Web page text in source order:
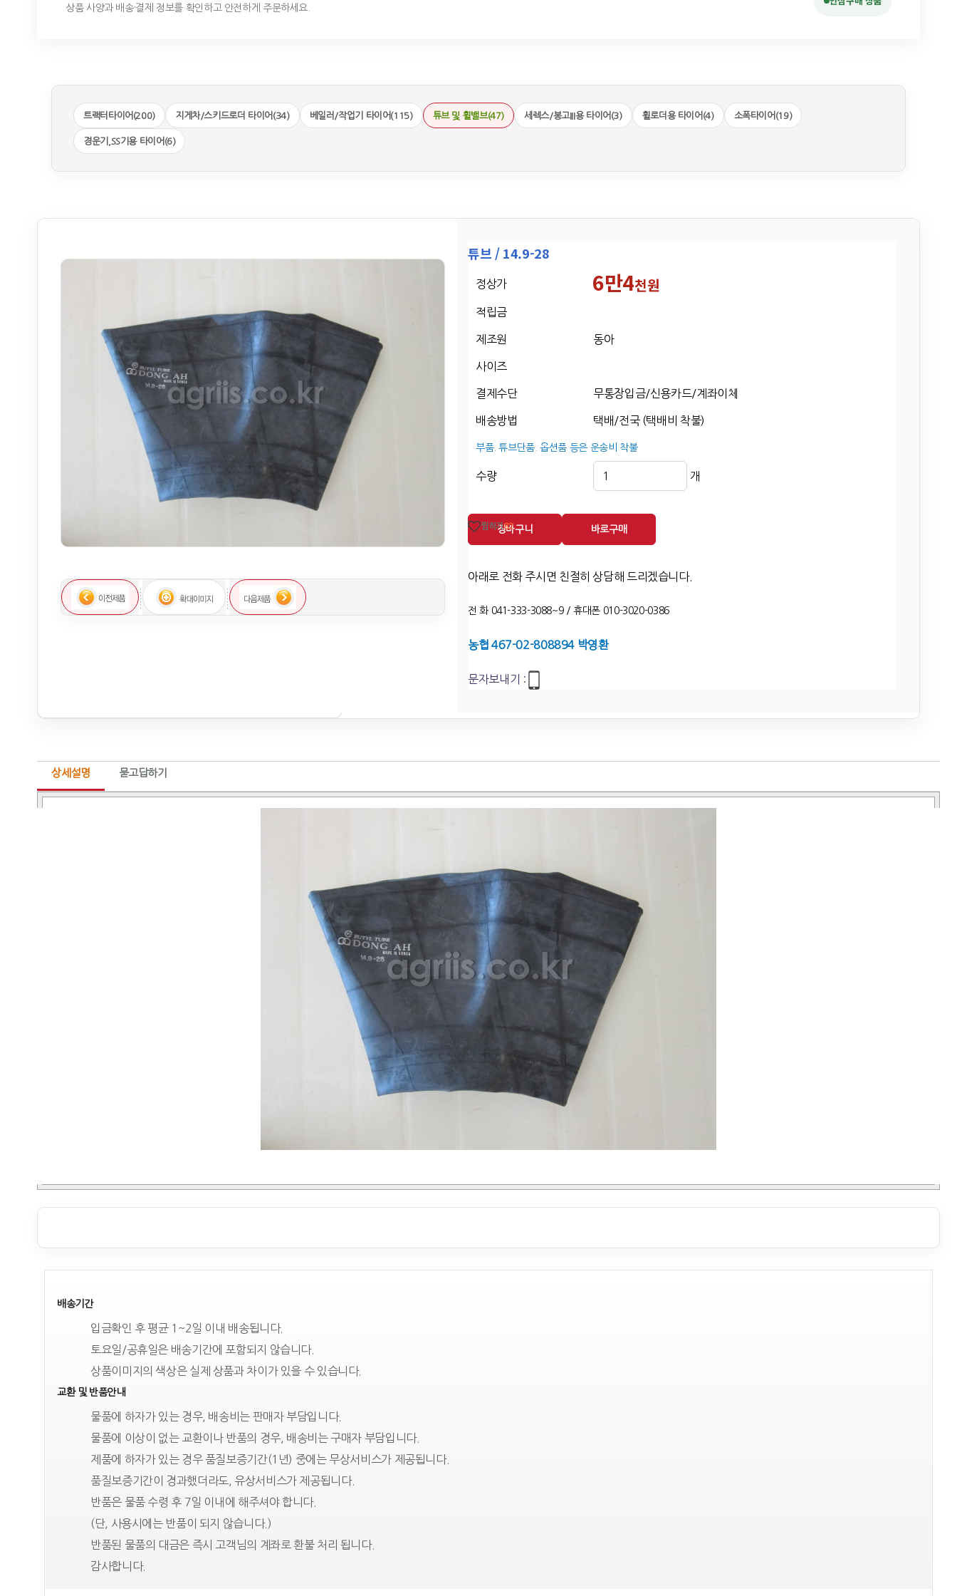
상품 사양과 배송·결제 정보를 확인하고 안전하게 주문하세요.
트랙터타이어(200) 지게차/스키드로더 타이어(34) 베일러/작업기 타이어(115) 튜브 및 휠밸브(47) 세렉스/봉고III용 타이어(3) 휠로더용 타이어(4) 소폭타이어(19)
경운기,SS기용 타이어(6)
튜브 / 14.9-28
정상가 6만4천원
적립금
제조원 동아
사이즈
결제수단 무통장입금/신용카드/계좌이체
배송방법 택배/전국 (택배비 착불)
부품. 튜브단품. 옵션품 등은 운송비 착불
수량 개
찜하기82
장바구니 바로구매
아래로 전화 주시면 친절히 상담해 드리겠습니다.
전 화 041-333-3088~9 / 휴대폰 010-3020-0386
농협 467-02-808894 박영환
문자보내기 :
상세설명 묻고답하기
배송기간
입금확인 후 평균 1~2일 이내 배송됩니다.
토요일/공휴일은 배송기간에 포함되지 않습니다.
상품이미지의 색상은 실제 상품과 차이가 있을 수 있습니다.
교환 및 반품안내
물품에 하자가 있는 경우, 배송비는 판매자 부담입니다.
물품에 이상이 없는 교환이나 반품의 경우, 배송비는 구매자 부담입니다.
제품에 하자가 있는 경우 품질보증기간(1년) 중에는 무상서비스가 제공됩니다.
품질보증기간이 경과했더라도, 유상서비스가 제공됩니다.
반품은 물품 수령 후 7일 이내에 해주셔야 합니다.
(단, 사용시에는 반품이 되지 않습니다.)
반품된 물품의 대금은 즉시 고객님의 계좌로 환불 처리 됩니다.
감사합니다.